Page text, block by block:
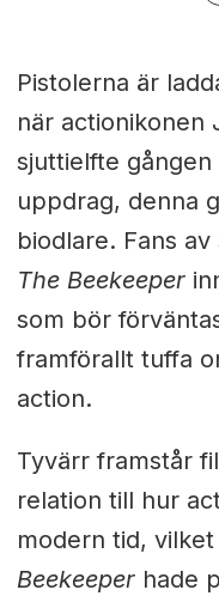
Pistolerna är
när actionikonen
sjuttielfte
uppdrag, denna
biodlare. Fans
The Beekeeper
som bör
framförallt tuffa
action.
Tyvärr framstår
relation till hur
modern tid,
Beekeeperhade